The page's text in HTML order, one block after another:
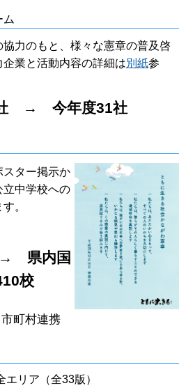
力のもと、様々な憲章の普及啓
業と活動内容の詳細は別紙参
社 → 今年度31社
スター掲示か
立中学校への
。
県内国
校
町村連携
リア（全33版）